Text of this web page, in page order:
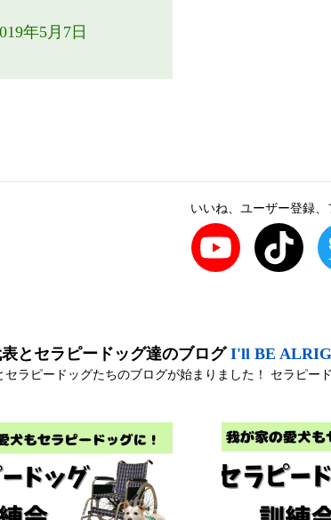
年5月7日
いいね、ユーザー登録、
とセラピードッグ達のブログ I'll BE
セラピードッグたちのブログが始まりました！ セラピ